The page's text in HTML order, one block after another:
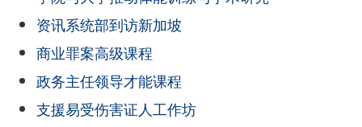
资讯系统部到访新加坡
商业罪案高级课程
政务主任领导才能课程
支援易受伤害证人工作坊